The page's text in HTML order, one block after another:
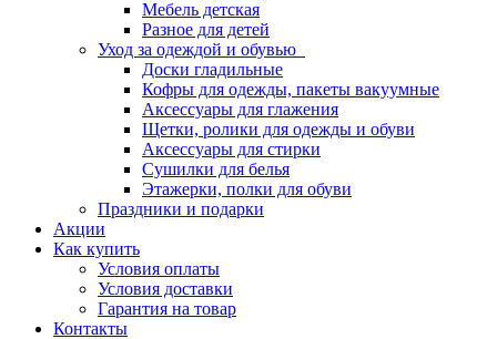
Мебель детская
Разное для детей
Уход за одеждой и обувью
Доски гладильные
Кофры для одежды, пакеты вакуумные
Аксессуары для глажения
Щетки, ролики для одежды и обуви
Аксессуары для стирки
Сушилки для белья
Этажерки, полки для обуви
Праздники и подарки
Акции
Как купить
Условия оплаты
Условия доставки
Гарантия на товар
Контакты